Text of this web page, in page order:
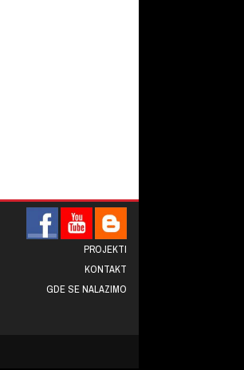
PROJEKTI
KONTAKT
GDE SE NALAZIMO